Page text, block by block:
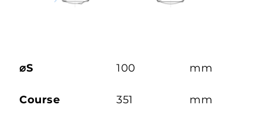
⌀S 100 mm
Course 351 mm